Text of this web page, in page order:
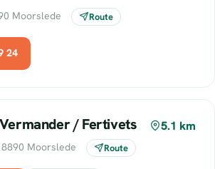
Moorslede Route
24
/ Fertivets 5.1 km
Moorslede Route